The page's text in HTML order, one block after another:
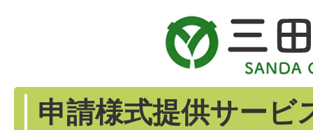
申請様式提供サービ